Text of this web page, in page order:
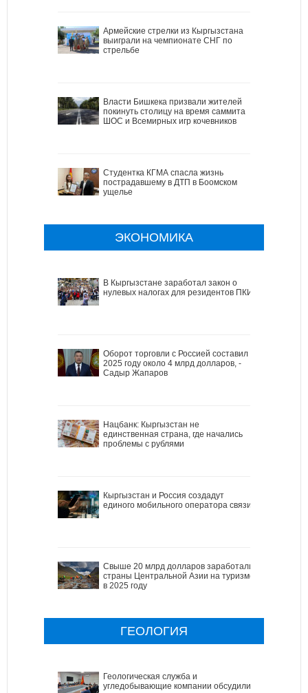
Армейские стрелки из Кыргызстана
выиграли на чемпионате СНГ по
стрельбе
Власти Бишкека призвали жителей
покинуть столицу на время саммита
ШОС и Всемирных игр кочевников
Студентка КГМА спасла жизнь
пострадавшему в ДТП в Боомском
ущелье
ЭКОНОМИКА
В Кыргызстане заработал закон о
нулевых налогах для резидентов ПКИ
Оборот торговли с Россией составил в
2025 году около 4 млрд долларов, -
Садыр Жапаров
Нацбанк: Кыргызстан не
единственная страна, где начались
проблемы с рублями
Кыргызстан и Россия создадут
единого мобильного оператора связи
Свыше 20 млрд долларов заработали
страны Центральной Азии на туризме
в 2025 году
ГЕОЛОГИЯ
Геологическая служба и
угледобывающие компании обсудили